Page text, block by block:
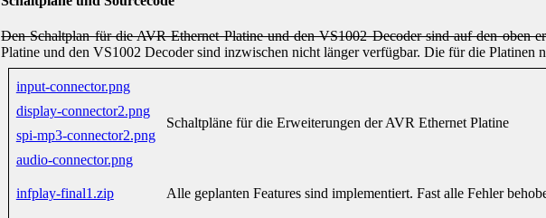
Den Schaltplan für die AVR Ethernet Platine und den VS1002 Decoder sind auf den oben
Platine und den VS1002 Decoder sind inzwischen nicht länger verfügbar. Die für die Platinen
input-connector.png
display-connector2.png
spi-mp3-connector2.png
audio-connector.png
Schaltpläne für die Erweiterungen der AVR Ethernet Platine
infplay-final1.zip Alle geplanten Features sind implementiert. Fast alle Fehler